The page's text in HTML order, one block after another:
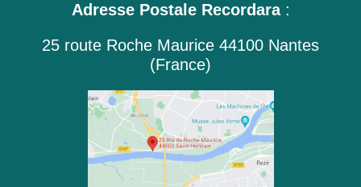
Adresse Postale Recordara:
25 route Roche Maurice 44100 Nantes
(France)